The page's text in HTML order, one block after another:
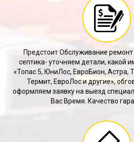
Предстоит Обслуживание
септика- уточняем детали, какой
«Топас 5, ЮниЛос, ЕвроБион, Астра,
Термит, ЕвроЛос и другие»,
оформляем заявку на выезд
Вас Время. Качество